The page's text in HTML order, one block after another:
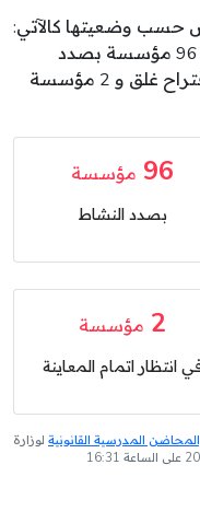
حسب وضعيتها كالآتي:
233 مؤسسة بصدد تدارك نقائص و 96 مؤسسة بصدد
النشاط و 11 مؤسسة صدر بشأنها اقتراح غلق و 2 مؤسسة
96 مؤسسة
بصدد النشاط
2 مؤسسة
انتظار اتمام المعاينة
المدرسية القانونية لوزارة